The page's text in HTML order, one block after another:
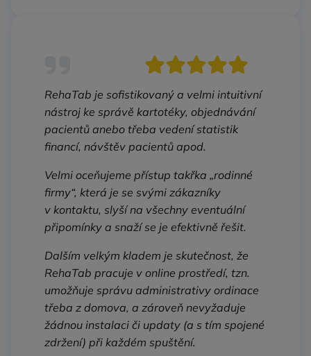
RehaTab je sofistikovaný a velmi intuitivní
nástroj ke správě kartotéky, objednávání
pacientů anebo třeba vedení statistik
financí, návštěv pacientů apod.
Velmi oceňujeme přístup takřka „rodinné
firmy“, která je se svými zákazníky
v kontaktu, slyší na všechny eventuální
připomínky a snaží se je efektivně řešit.
Dalším velkým kladem je skutečnost, že
RehaTab pracuje v online prostředí, tzn.
umožňuje správu administrativy ordinace
třeba z domova, a zároveň nevyžaduje
žádnou instalaci či updaty (a s tím spojené
zdržení) při každém spuštění.